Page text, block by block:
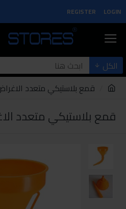
LOGIN
REGISTER
الكل
قمع بلاستيكي متعدد
قمع بلاستيكي متعدد